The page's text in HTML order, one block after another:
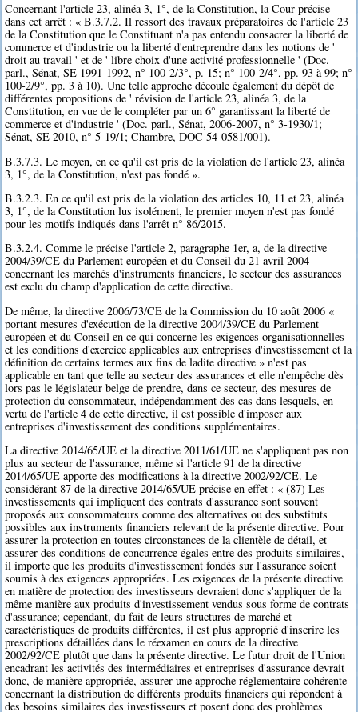
Concernant l'article 23, alinéa 3, 1°, de la Constitution, la Cour précise
dans cet arrêt : « B.3.7.2. Il ressort des travaux préparatoires de l'article 23
de la Constitution que le Constituant n'a pas entendu consacrer la liberté de
commerce et d'industrie ou la liberté d'entreprendre dans les notions de '
droit au travail ' et de ' libre choix d'une activité professionnelle ' (Doc.
parl., Sénat, SE 1991-1992, n° 100-2/3°, p. 15; n° 100-2/4°, pp. 93 à 99; n°
100-2/9°, pp. 3 à 10). Une telle approche découle également du dépôt de
différentes propositions de ' révision de l'article 23, alinéa 3, de la
Constitution, en vue de le compléter par un 6° garantissant la liberté de
commerce et d'industrie ' (Doc. parl., Sénat, 2006-2007, n° 3-1930/1;
Sénat, SE 2010, n° 5-19/1; Chambre, DOC 54-0581/001).
B.3.7.3. Le moyen, en ce qu'il est pris de la violation de l'article 23, alinéa
3, 1°, de la Constitution, n'est pas fondé ».
B.3.2.3. En ce qu'il est pris de la violation des articles 10, 11 et 23, alinéa
3, 1°, de la Constitution lus isolément, le premier moyen n'est pas fondé
pour les motifs indiqués dans l'arrêt n° 86/2015.
B.3.2.4. Comme le précise l'article 2, paragraphe 1er, a, de la directive
2004/39/CE du Parlement européen et du Conseil du 21 avril 2004
concernant les marchés d'instruments financiers, le secteur des assurances
est exclu du champ d'application de cette directive.
De même, la directive 2006/73/CE de la Commission du 10 août 2006 «
portant mesures d'exécution de la directive 2004/39/CE du Parlement
européen et du Conseil en ce qui concerne les exigences organisationnelles
et les conditions d'exercice applicables aux entreprises d'investissement et la
définition de certains termes aux fins de ladite directive » n'est pas
applicable en tant que telle au secteur des assurances et elle n'empêche dès
lors pas le législateur belge de prendre, dans ce secteur, des mesures de
protection du consommateur, indépendamment des cas dans lesquels, en
vertu de l'article 4 de cette directive, il est possible d'imposer aux
entreprises d'investissement des conditions supplémentaires.
La directive 2014/65/UE et la directive 2011/61/UE ne s'appliquent pas non
plus au secteur de l'assurance, même si l'article 91 de la directive
2014/65/UE apporte des modifications à la directive 2002/92/CE. Le
considérant 87 de la directive 2014/65/UE précise en effet : « (87) Les
investissements qui impliquent des contrats d'assurance sont souvent
proposés aux consommateurs comme des alternatives ou des substituts
possibles aux instruments financiers relevant de la présente directive. Pour
assurer la protection en toutes circonstances de la clientèle de détail, et
assurer des conditions de concurrence égales entre des produits similaires,
il importe que les produits d'investissement fondés sur l'assurance soient
soumis à des exigences appropriées. Les exigences de la présente directive
en matière de protection des investisseurs devraient donc s'appliquer de la
même manière aux produits d'investissement vendus sous forme de contrats
d'assurance; cependant, du fait de leurs structures de marché et
caractéristiques de produits différentes, il est plus approprié d'inscrire les
prescriptions détaillées dans le réexamen en cours de la directive
2002/92/CE plutôt que dans la présente directive. Le futur droit de l'Union
encadrant les activités des intermédiaires et entreprises d'assurance devrait
donc, de manière appropriée, assurer une approche réglementaire cohérente
concernant la distribution de différents produits financiers qui répondent à
des besoins similaires des investisseurs et posent donc des problèmes